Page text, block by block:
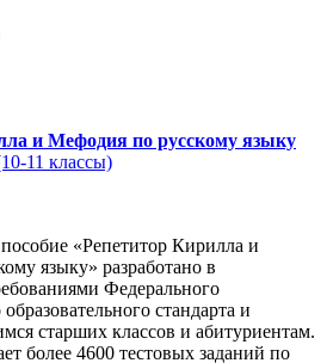
и Мефодия по русскому языку
11 классы)
«Репетитор Кирилла и
языку» разработано в
Федерального
стандарта и
старших классов и абитуриентам.
более 4600 тестовых заданий по